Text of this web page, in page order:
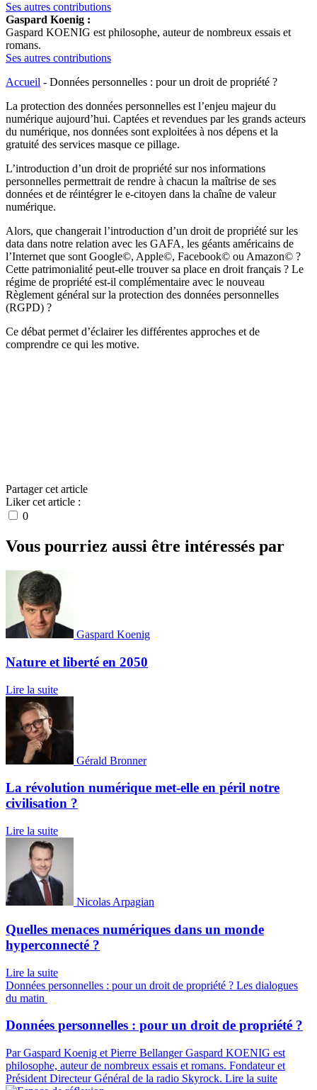
Ses autres contributions
Gaspard Koenig :
Gaspard KOENIG est philosophe, auteur de nombreux essais et
romans.
Ses autres contributions
Accueil - Données personnelles : pour un droit de propriété ?
La protection des données personnelles est l’enjeu majeur du
numérique aujourd’hui. Captées et revendues par les grands acteurs
du numérique, nos données sont exploitées à nos dépens et la
gratuité des services masque ce pillage.
L’introduction d’un droit de propriété sur nos informations
personnelles permettrait de rendre à chacun la maîtrise de ses
données et de réintégrer le e-citoyen dans la chaîne de valeur
numérique.
Alors, que changerait l’introduction d’un droit de propriété sur les
data dans notre relation avec les GAFA, les géants américains de
l’Internet que sont Google©, Apple©, Facebook© ou Amazon© ?
Cette patrimonialité peut-elle trouver sa place en droit français ? Le
régime de propriété est-il complémentaire avec le nouveau
Règlement général sur la protection des données personnelles
(RGPD) ?
Ce débat permet d’éclairer les différentes approches et de
comprendre ce qui les motive.
Partager cet article
Liker cet article :
0
Vous pourriez aussi être intéressés par
Gaspard Koenig
Nature et liberté en 2050
Lire la suite
Gérald Bronner
La révolution numérique met-elle en péril notre
civilisation ?
Lire la suite
Nicolas Arpagian
Quelles menaces numériques dans un monde
hyperconnecté ?
Lire la suite
Données personnelles : pour un droit de propriété ? Les dialogues
du matin
Données personnelles : pour un droit de propriété ?
Par Gaspard Koenig et Pierre BellangerGaspard KOENIG est
philosophe, auteur de nombreux essais et romans. Fondateur et
Président Directeur Général de la radio Skyrock. Lire la suite